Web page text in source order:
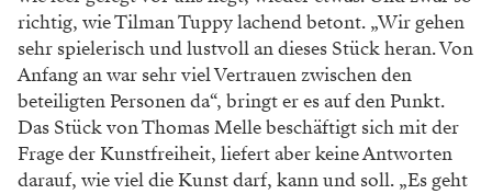
richtig, wie Tilman Tuppy lachend betont. „Wir gehen
sehr spielerisch und lustvoll an dieses Stück heran. Von
Anfang an war sehr viel Vertrauen zwischen den
beteiligten Personen da“, bringt er es auf den Punkt.
Das Stück von Thomas Melle beschäftigt sich mit der
Frage der Kunstfreiheit, liefert aber keine Antworten
darauf, wie viel die Kunst darf, kann und soll. „Es geht